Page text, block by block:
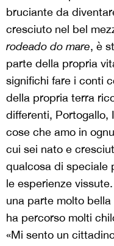
bruciante da
cresciuto nel bel
rodeado do mare, è
parte della propria
significhi fare i conti
della propria terra
differenti, Portogallo,
cose che amo in
cui sei nato e
qualcosa di speciale
le esperienze
una parte molto
ha percorso molti
«Mi sento un